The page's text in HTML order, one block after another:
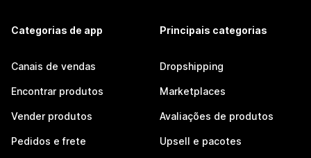
Categorias de app
Canais de vendas
Encontrar produtos
Vender produtos
Pedidos e frete
Principais categorias
Dropshipping
Marketplaces
Avaliações de produtos
Upsell e pacotes